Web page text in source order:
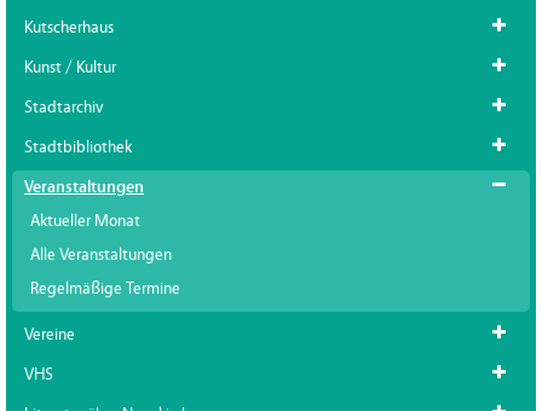
Kutscherhaus
Kunst / Kultur
Stadtarchiv
Stadtbibliothek
Veranstaltungen
Aktueller Monat
Alle Veranstaltungen
Regelmäßige Termine
Vereine
VHS